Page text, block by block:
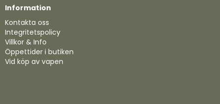
Information
Kontakta oss
Integritetspolicy
Villkor & Info
Öppettider i butiken
Vid köp av vapen